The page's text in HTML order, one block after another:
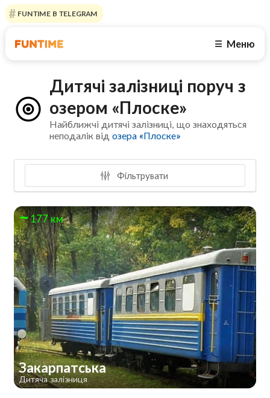
FUNTIME В TELEGRAM
☰ Меню
Дитячі залізниці поруч з
озером «Плоске»
Найближчі дитячі залізниці, що знаходяться
неподалік відозера «Плоске»
Фільтрувати
177 км
Закарпатська
Дитяча залізниця